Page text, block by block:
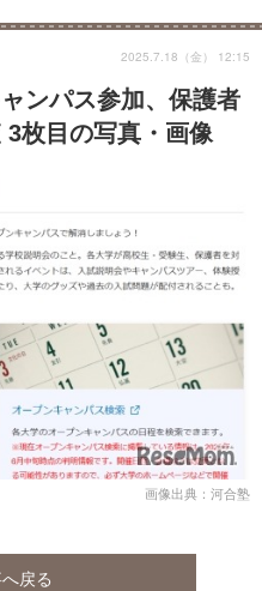
ンパス参加、保護者
枚目の写真・画像
2025.7.18（金） 12:15
画像出典：河合塾
戻る